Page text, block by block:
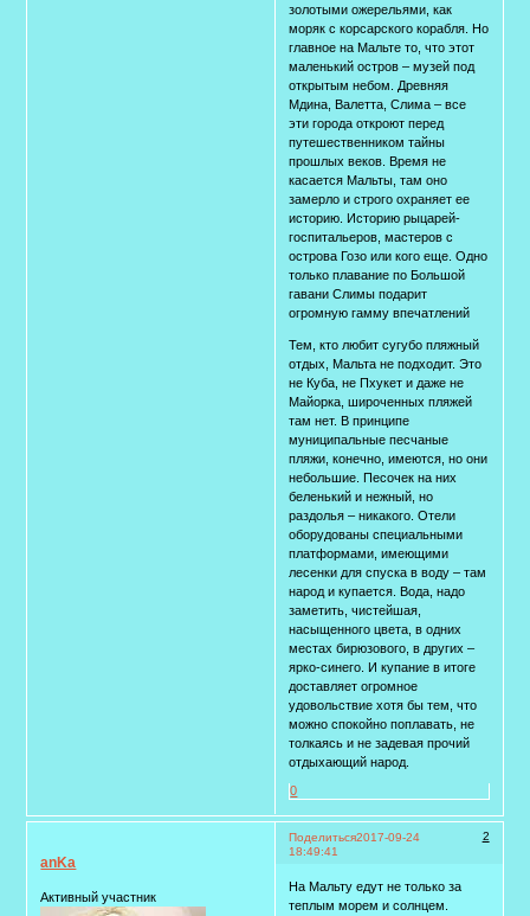
золотыми ожерельями, как
моряк с корсарского корабля. Но
главное на Мальте то, что этот
маленький остров – музей под
открытым небом. Древняя
Мдина, Валетта, Слима – все
эти города откроют перед
путешественником тайны
прошлых веков. Время не
касается Мальты, там оно
замерло и строго охраняет ее
историю. Историю рыцарей-
госпитальеров, мастеров с
острова Гозо или кого еще. Одно
только плавание по Большой
гавани Слимы подарит
огромную гамму впечатлений
Тем, кто любит сугубо пляжный
отдых, Мальта не подходит. Это
не Куба, не Пхукет и даже не
Майорка, широченных пляжей
там нет. В принципе
муниципальные песчаные
пляжи, конечно, имеются, но они
небольшие. Песочек на них
беленький и нежный, но
раздолья – никакого. Отели
оборудованы специальными
платформами, имеющими
лесенки для спуска в воду – там
народ и купается. Вода, надо
заметить, чистейшая,
насыщенного цвета, в одних
местах бирюзового, в других –
ярко-синего. И купание в итоге
доставляет огромное
удовольствие хотя бы тем, что
можно спокойно поплавать, не
толкаясь и не задевая прочий
отдыхающий народ.
0
Поделиться 2
2017-09-24
18:49:41
anKa
Активный участник
На Мальту едут не только за
теплым морем и солнцем.